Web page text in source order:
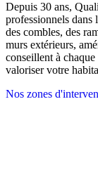
Depuis 30 ans,
professionnels dans
des combles, des
murs extérieurs,
conseillent à
valoriser votre
Nos zones